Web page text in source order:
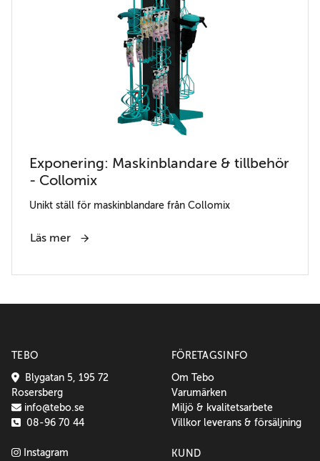
Exponering: Maskinblandare & tillbehör
- Collomix
Unikt ställ för maskinblandare från Collomix
Läs mer
TEBO
Blygatan 5, 195 72
Rosersberg
info@tebo.se
08-96 70 44
Instagram
FÖRETAGSINFO
Om Tebo
Varumärken
Miljö & kvalitetsarbete
Villkor leverans & försäljning
KUND